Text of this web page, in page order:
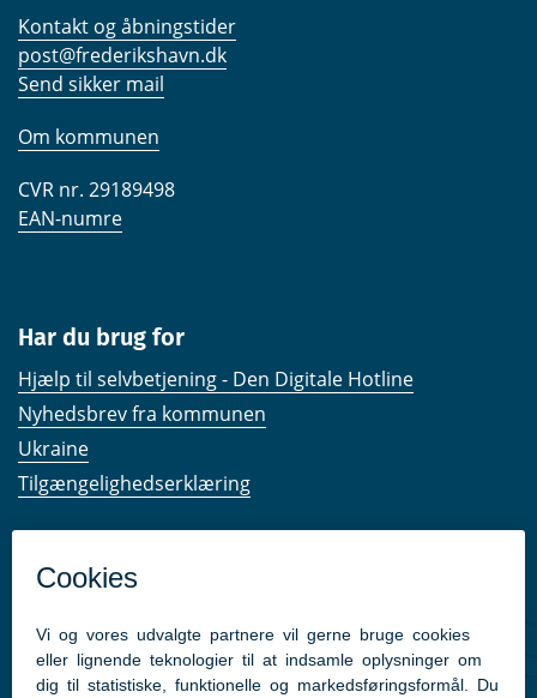
Kontakt og åbningstider
post@frederikshavn.dk
Send sikker mail
Om kommunen
CVR nr. 29189498
EAN-numre
Har du brug for
Hjælp til selvbetjening - Den Digitale Hotline
Nyhedsbrev fra kommunen
Ukraine
Tilgængelighedserklæring
Følg os på Facebook
Pressekontakt